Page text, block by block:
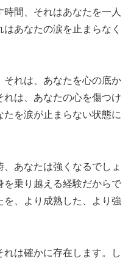
間、それはあなたを一人
あなたの涙を止まらなく
それは、あなたを心の底か
れは、あなたの心を傷つけ
たを涙が止まらない状態に
あなたは強くなるでしょ
を乗り越える経験だからで
、より成熟した、より強
は確かに存在します。し